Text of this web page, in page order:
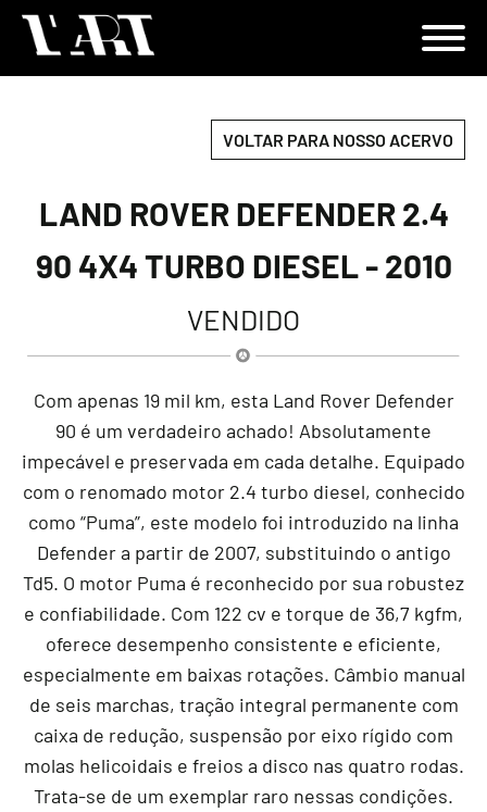
VOLTAR PARA NOSSO ACERVO
LAND ROVER DEFENDER 2.4
90 4X4 TURBO DIESEL - 2010
VENDIDO
Com apenas 19 mil km, esta Land Rover Defender
90 é um verdadeiro achado! Absolutamente
impecável e preservada em cada detalhe. Equipado
com o renomado motor 2.4 turbo diesel, conhecido
como “Puma”, este modelo foi introduzido na linha
Defender a partir de 2007, substituindo o antigo
Td5. O motor Puma é reconhecido por sua robustez
e confiabilidade. Com 122 cv e torque de 36,7 kgfm,
oferece desempenho consistente e eficiente,
especialmente em baixas rotações. Câmbio manual
de seis marchas, tração integral permanente com
caixa de redução, suspensão por eixo rígido com
molas helicoidais e freios a disco nas quatro rodas.
Trata-se de um exemplar raro nessas condições.